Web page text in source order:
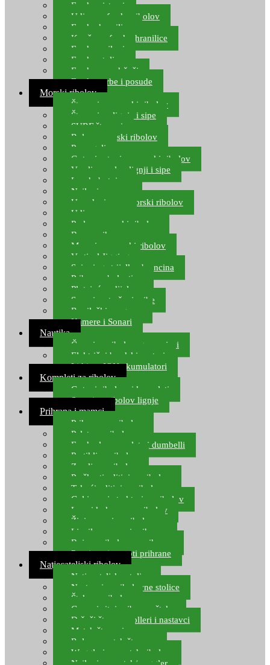
Feeder sistemi
Udice za feeder ribolov
Feeder hranilice
Kopče za feeder hranilice
Feeder najloni
Feeder stolice
Feeder arm držači
Feeder torbe i posude
Morski ribolov
Štapovi za morski ribolov
Štapovi za lignje i sipe
SURF štapovi
Role za morski ribolov
Parangali
Gotovi setovi za morski ribolov
Varalice za lov lignji i sipe
Lov hobotnice
Najloni za more
Upredenice za morski ribolov
Udice za more
Perle za morski ribolov
Brum prihrana za more
Mamci za morski ribolov
Vertical Jigging
Spinning strijelke, brancina
Pribor za bolentino
Plutajuća odijela
Sonari za traženje ribe
Ronilački program
Kamere i Sonari
Nautika
Čamci za ribolov, gumenjaci
Električni brodski motori
Lithium ION akumulatori
Kompleti za ribolov
Gotovi ribolovni kompleti
Setovi za ribolov lignje
Prihrana i mamci
Prihrana za ribolov
Pelete za ribolov
Feeder lovne pelete i dumbelli
Partikli za ribolov
Zemlja za ribolov
Praškasti aditivi za ribolov
Tekući aditivi za ribolov
Gel i sprej atraktori za ribolov
Lovni kukuruz za ribolov
Živi mamci za ribolov
Ljepilo za crve i prihranu
Boje za ribolovnu prihranu
Provjereni recepti prihrane
Natjecateljski ribolov
Natjecateljske stolice
Nastavci za ribolovne stolice
Šteke za ribolov
Gume i sitni pribor za šteku
Držači štapova rolleri i nastavci
Match štapovi
Role za match štapove
Waggleri za match ribolov